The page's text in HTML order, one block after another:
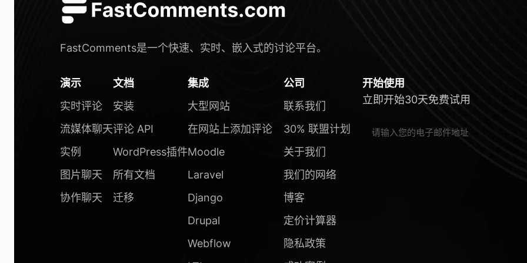
FastComments是一个快速、实时、嵌入式的讨论平台。
演示
实时评论
流媒体聊天
实例
图片聊天
协作聊天
文档
安装
评论 API
WordPress插件
所有文档
迁移
集成
大型网站
在网站上添加评论
Moodle
Laravel
Django
Drupal
Webflow
公司
联系我们
30% 联盟计划
关于我们
我们的网络
博客
定价计算器
隐私政策
开始使用
立即开始30天免费试用